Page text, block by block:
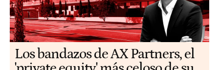
Los bandazos de AX Partners, el